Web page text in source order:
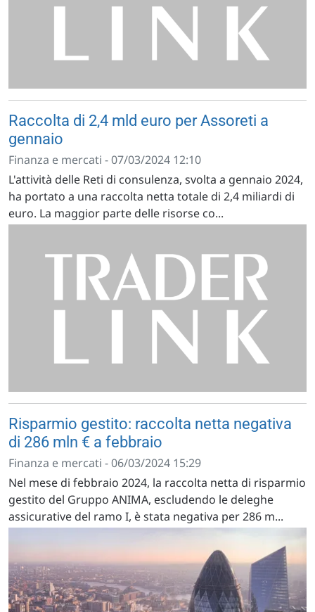
Raccolta di 2,4 mld euro per Assoreti a
gennaio
Finanza e mercati - 07/03/2024 12:10
L'attività delle Reti di consulenza, svolta a gennaio 2024,
ha portato a una raccolta netta totale di 2,4 miliardi di
euro. La maggior parte delle risorse co...
Risparmio gestito: raccolta netta negativa
di 286 mln € a febbraio
Finanza e mercati - 06/03/2024 15:29
Nel mese di febbraio 2024, la raccolta netta di risparmio
gestito del Gruppo ANIMA, escludendo le deleghe
assicurative del ramo I, è stata negativa per 286 m...